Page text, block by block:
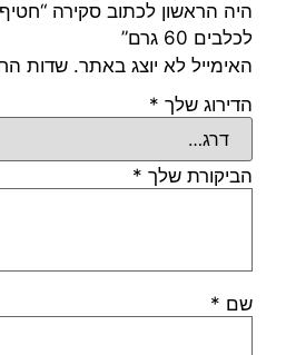
היה הראשון לכתוב סקירה
לכלבים 60 גרם”
האימייל לא יוצג באתר. שדות
הדירוג שלך *
הביקורת שלך *
שם *